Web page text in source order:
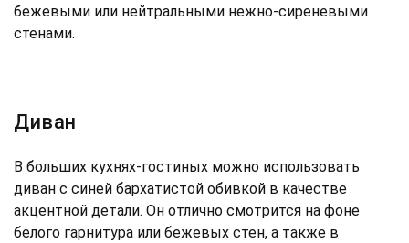
бежевыми или нейтральными нежно-сиреневыми
стенами.
Диван
В больших кухнях-гостиных можно использовать
диван с синей бархатистой обивкой в качестве
акцентной детали. Он отлично смотрится на фоне
белого гарнитура или бежевых стен, а также в